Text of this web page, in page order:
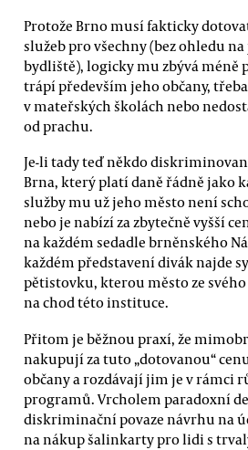
Protože Brno musí fakticky
služeb pro všechny (bez ohledu
bydliště), logicky mu zbývá méně
trápí především jeho občany,
v mateřských školách nebo
od prachu.
Je-li tady teď někdo
Brna, který platí daně řádně jako
služby mu už jeho město není
nebo je nabízí za zbytečně vyšší
na každém sedadle brněnského
každém představení divák najde
pětistovku, kterou město ze
na chod této instituce.
Přitom je běžnou praxí, že
nakupují za tuto „dotovanou“
občany a rozdávají jim je v rámci
programů. Vrcholem paradoxní
diskriminační povaze návrhu na
na nákup šalinkarty pro lidi s